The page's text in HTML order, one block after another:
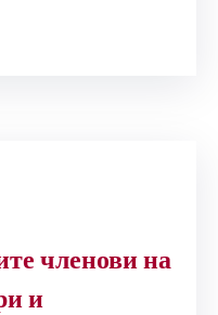
членови на
и